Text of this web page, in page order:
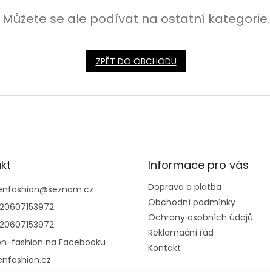
Můžete se ale podívat na ostatní kategorie.
ZPĚT DO OBCHODU
@seznam.cz
fashion na Facebooku
Informace pro vás
Doprava a platba
Obchodní podmínky
Ochrany osobních údajů
Reklamační řád
Kontakt